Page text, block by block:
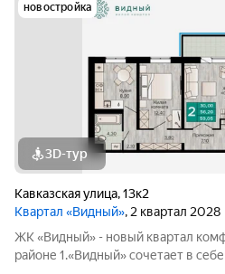
новостройка
3D-тур
Кавказская улица,13к2
Квартал «Видный», 2 квартал 2028
ЖК «Видный» - новый квартал
районе 1.«Видный» сочетает в